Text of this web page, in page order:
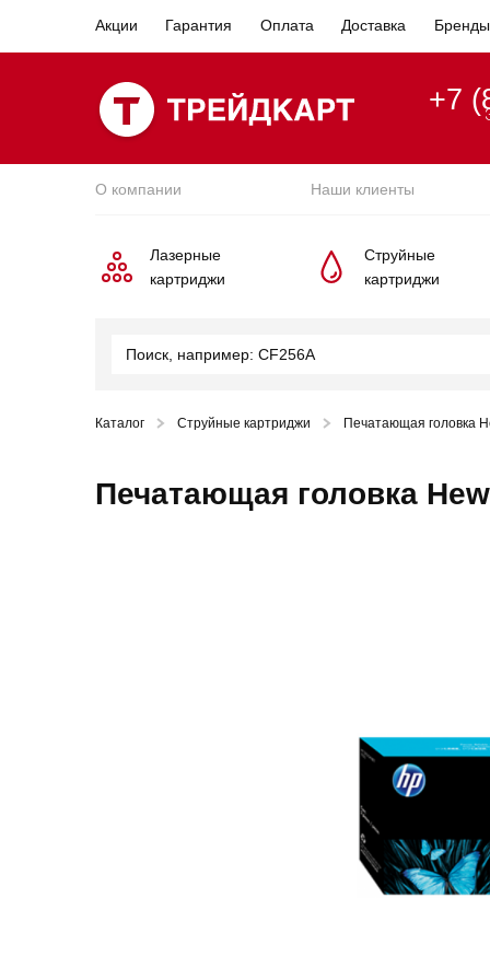
Акции Гарантия Оплата Доставка Бренды
+7
О компании Наши клиенты
Лазерные
картриджи
Струйные
картриджи
Каталог Струйные картриджи Печатающая головка
Печатающая головка